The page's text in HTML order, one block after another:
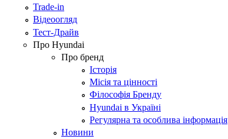
Trade-in
Відеоогляд
Тест-Драйв
Про Hyundai
Про бренд
Історія
Місія та цінності
Філософія Бренду
Hyundai в Україні
Регулярна та особлива інформація
Новини